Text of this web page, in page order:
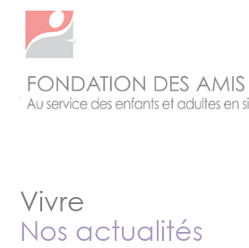
Vivre
Nos actualités